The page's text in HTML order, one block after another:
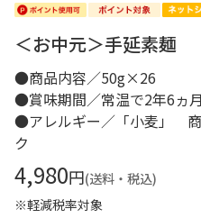
＜お中元＞手延素麺
●商品内容／50g×26
●賞味期間／常温で2年6ヵ
●アレルギー／「小麦」 商
ク
4,980円(送料・税込)
※軽減税率対象